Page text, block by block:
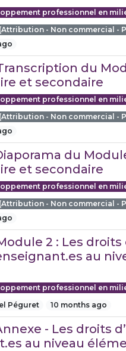
professionnel en
(Attribution - Non commercial
du
et secondaire
professionnel en
(Attribution - Non commercial
du Module
et secondaire
professionnel en
(Attribution - Non commercial
2 : Les
au
professionnel en
Péguret
10 months ago
- Les droits
au niveau